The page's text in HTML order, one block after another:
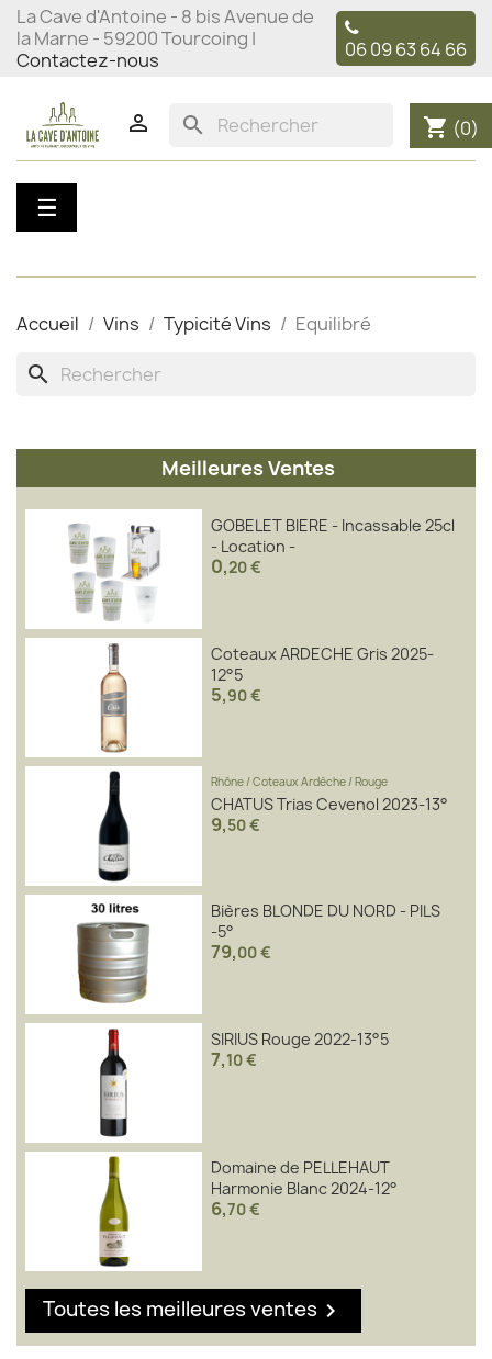
La Cave d'Antoine - 8 bis Avenue de
la Marne - 59200 Tourcoing |
Contactez-nous
06 09 63 64 66
 search shopping_cart (0)
Basculer
la
☰
Accueil Vins Typicité Vins Equilibré
search
Meilleures Ventes
GOBELET BIERE - Incassable 25cl
- Location -
0,20 €
Coteaux ARDECHE Gris 2025-
12°5
5,90 €
Rhône/Coteaux Ardèche/Rouge
CHATUS Trias Cevenol 2023-13°
9,50 €
Bières BLONDE DU NORD - PILS
-5°
79,00 €
SIRIUS Rouge 2022-13°5
7,10 €
Domaine de PELLEHAUT
Harmonie Blanc 2024-12°
6,70 €
Toutes les meilleures ventes 